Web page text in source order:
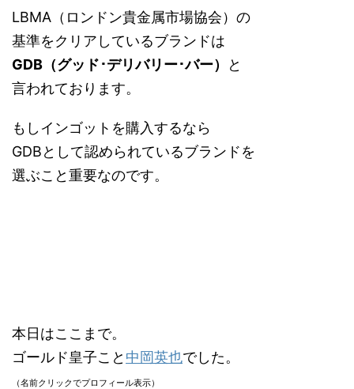
LBMA（ロンドン貴金属市場協会）の
基準をクリアしているブランドは
GDB（グッド･デリバリー･バー）
と
言われております。
もしインゴットを購入するなら
GDBとして認められているブランドを
選ぶこと重要なのです。
本日はここまで。
ゴールド皇子こと 中岡英也でした。
（名前クリックでプロフィール表示）